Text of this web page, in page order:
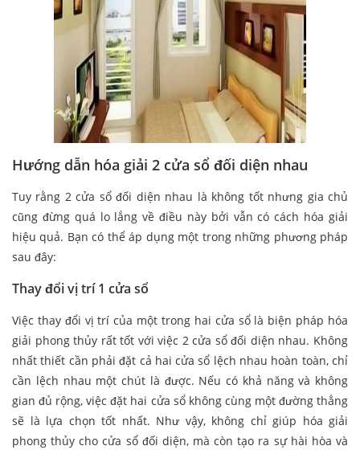
Hướng dẫn hóa giải 2 cửa sổ đối diện nhau
Tuy rằng 2 cửa sổ đối diện nhau là không tốt nhưng gia chủ
cũng đừng quá lo lắng về điều này bởi vẫn có cách hóa giải
hiệu quả. Bạn có thể áp dụng một trong những phương pháp
sau đây:
Thay đổi vị trí 1 cửa sổ
Việc thay đổi vị trí của một trong hai cửa sổ là biện pháp hóa
giải phong thủy rất tốt với việc 2 cửa sổ đối diện nhau. Không
nhất thiết cần phải đặt cả hai cửa sổ lệch nhau hoàn toàn, chỉ
cần lệch nhau một chút là được. Nếu có khả năng và không
gian đủ rộng, việc đặt hai cửa sổ không cùng một đường thẳng
sẽ là lựa chọn tốt nhất. Như vậy, không chỉ giúp hóa giải
phong thủy cho cửa sổ đối diện, mà còn tạo ra sự hài hòa và